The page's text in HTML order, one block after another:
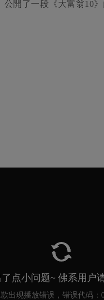
開了一段《大富翁10》